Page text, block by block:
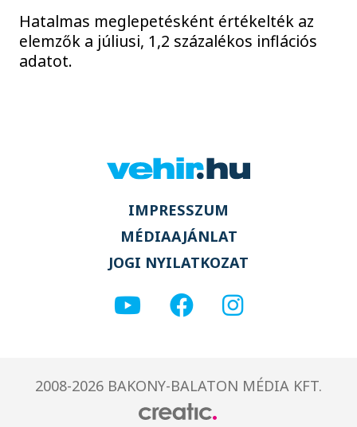
Hatalmas meglepetésként értékelték az
elemzők a júliusi, 1,2 százalékos inflációs
adatot.
IMPRESSZUM
MÉDIAAJÁNLAT
JOGI NYILATKOZAT
2008-2026 BAKONY-BALATON MÉDIA KFT.